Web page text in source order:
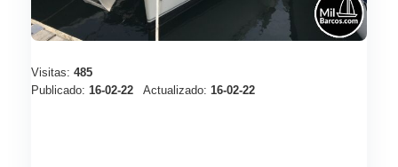
Visitas: 485
Publicado: 16-02-22 Actualizado: 16-02-22